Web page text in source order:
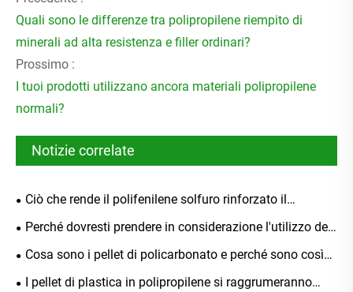
Quali sono le differenze tra polipropilene riempito di
minerali ad alta resistenza e filler ordinari?
Prossimo :
I tuoi prodotti utilizzano ancora materiali polipropilene
normali?
Notizie correlate
Ciò che rende il polifenilene solfuro rinforzato il
materiale definitivo per applicazioni ad alte prestazioni
Perché dovresti prendere in considerazione l'utilizzo del
polibutilene tereftalato ignifugo per le tue applicazioni
Cosa sono i pellet di policarbonato e perché sono così
ampiamente utilizzati in tutti i settori
I pellet di plastica in polipropilene si raggrumeranno